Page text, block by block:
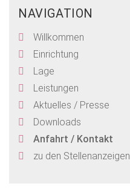
NAVIGATION
Willkommen
Einrichtung
Lage
Leistungen
Aktuelles / Presse
Downloads
Anfahrt / Kontakt
zu den Stellenanzeigen